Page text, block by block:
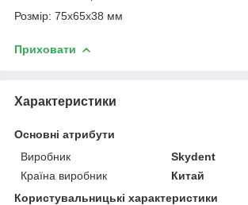
Розмір: 75х65х38 мм
Приховати
Характеристики
Основні атрибути
Виробник
Skydent
Країна виробник
Китай
Користувальницькі характеристики